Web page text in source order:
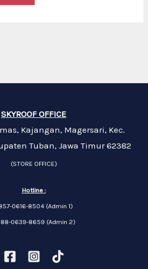
SKYROOF OFFICE
Kajangan, Magersari, Kec.
Tuban, Jawa Timur 62382
(STORE OFFICE)
Hotline :
0616-8504 (Admin 1)
0639-8659 (Admin 2)